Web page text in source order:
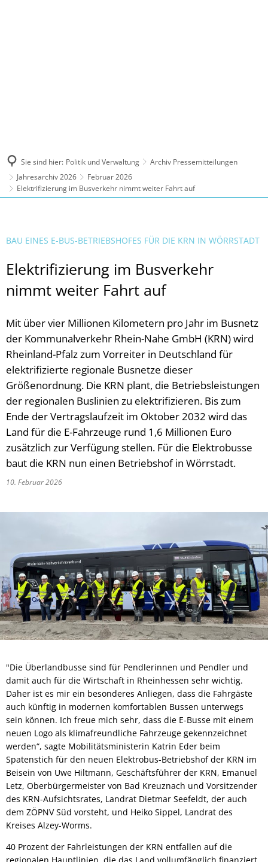
Sie sind hier: Politik und Verwaltung
Archiv Pressemitteilungen
Jahresarchiv 2026
Februar 2026
Elektrifizierung im Busverkehr nimmt weiter Fahrt auf
BAU EINES E-BUS-BETRIEBSHOFES FÜR DIE KRN IN WÖRRSTADT
Elektrifizierung im Busverkehr
nimmt weiter Fahrt auf
Mit über vier Millionen Kilometern pro Jahr im Busnetz
der Kommunalverkehr Rhein-Nahe GmbH (KRN) wird
Rheinland-Pfalz zum Vorreiter in Deutschland für
elektrifizierte regionale Busnetze dieser
Größenordnung. Die KRN plant, die Betriebsleistungen
der regionalen Buslinien zu elektrifizieren. Bis zum
Ende der Vertragslaufzeit im Oktober 2032 wird das
Land für die E-Fahrzeuge rund 1,6 Millionen Euro
zusätzlich zur Verfügung stellen. Für die Elektrobusse
baut die KRN nun einen Betriebshof in Wörrstadt.
10. Februar 2026
"Die Überlandbusse sind für Pendlerinnen und Pendler und
damit auch für die Wirtschaft in Rheinhessen sehr wichtig.
Daher ist es mir ein besonderes Anliegen, dass die Fahrgäste
auch künftig in modernen komfortablen Bussen unterwegs
sein können. Ich freue mich sehr, dass die E-Busse mit einem
neuen Logo als klimafreundliche Fahrzeuge gekennzeichnet
werden“, sagte Mobilitätsministerin Katrin Eder beim
Spatenstich für den neuen Elektrobus-Betriebshof der KRN im
Beisein von Uwe Hiltmann, Geschäftsführer der KRN, Emanuel
Letz, Oberbürgermeister von Bad Kreuznach und Vorsitzender
des KRN-Aufsichtsrates, Landrat Dietmar Seefeldt, der auch
dem ZÖPNV Süd vorsteht, und Heiko Sippel, Landrat des
Kreises Alzey-Worms.
40 Prozent der Fahrleistungen der KRN entfallen auf die
regionalen Hauptlinien, die das Land vollumfänglich finanziert.